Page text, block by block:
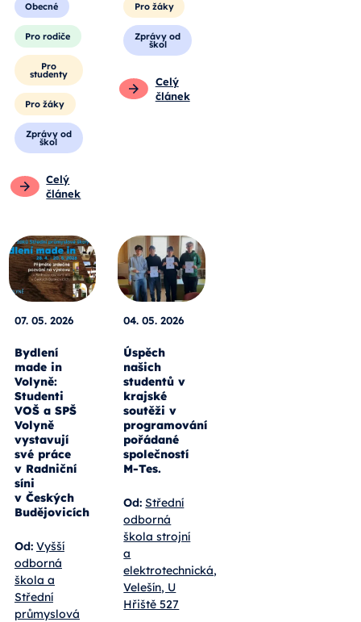
Obecné
Pro rodiče
Pro
studenty
Pro žáky
Zprávy od
škol
Celý
článek
Pro žáky
Zprávy od
škol
Celý
článek
07. 05. 2026
Bydlení
made in
Volyně:
Studenti
VOŠ a SPŠ
Volyně
vystavují
své práce
v Radniční
síni
v Českých
Budějovicích
Od: Vyšší
odborná
škola a
Střední
průmyslová
04. 05. 2026
Úspěch
našich
studentů v
krajské
soutěži v
programování
pořádané
společností
M-Tes.
Od: Střední
odborná
škola strojní
a
elektrotechnická,
Velešín, U
Hřiště 527